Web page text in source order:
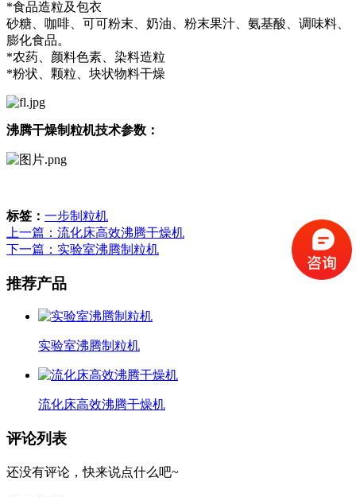
*食品造粒及包衣
砂糖、咖啡、可可粉末、奶油、粉末果汁、氨基酸、调味料、
膨化食品。
*农药、颜料色素、染料造粒
*粉状、颗粒、块状物料干燥
沸腾干燥制粒机技术参数：
标签： 一步制粒机
上一篇：流化床高效沸腾干燥机
下一篇：实验室沸腾制粒机
推荐产品
实验室沸腾制粒机
流化床高效沸腾干燥机
评论列表
还没有评论，快来说点什么吧~